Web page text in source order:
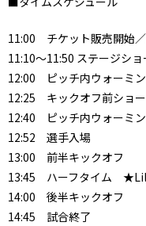
11:00 チケット販売開始
11:10～11:50 ステージショ
12:00 ピッチ内ウォーミ
12:25 キックオフ前シ
12:40 ピッチ内ウォーミ
12:52 選手入場
13:00 前半キックオフ
13:45 ハーフタイム
14:00 後半キックオフ
14:45 試合終了